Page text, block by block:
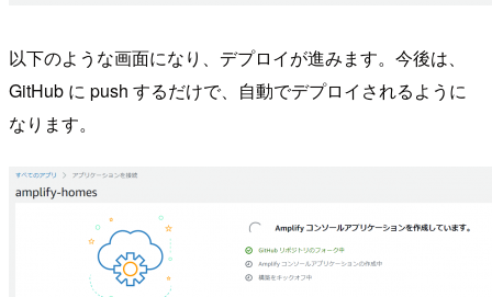
以下のような画面になり、デプロイが進みます。今後は、
GitHub に push するだけで、自動でデプロイされるように
なります。